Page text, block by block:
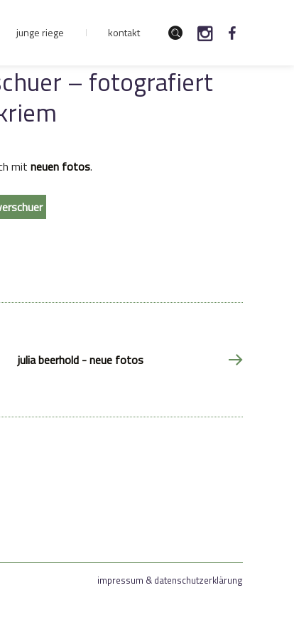
junge riege kontakt
– fotografiert
mit neuen fotos.
julia beerhold - neue fotos
impressum & datenschutzerklärung